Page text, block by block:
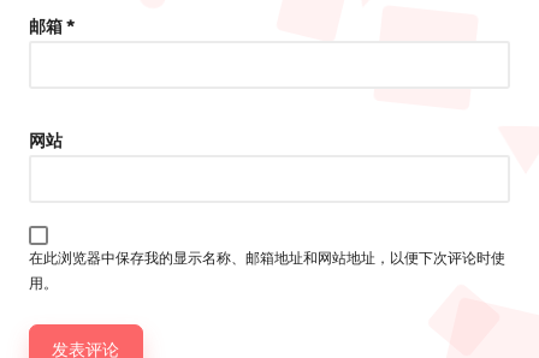
邮箱*
网站
在此浏览器中保存我的显示名称、邮箱地址和网站地址，以便下次评论时使
用。